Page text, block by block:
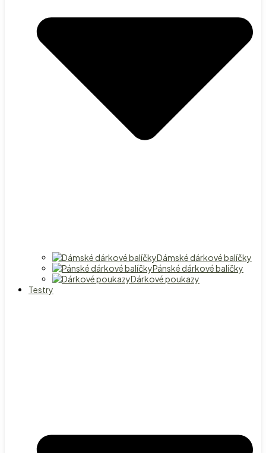
Dámské dárkové balíčky
Pánské dárkové balíčky
Dárkové poukazy
Testry